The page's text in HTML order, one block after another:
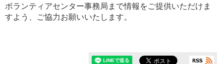
ボランティアセンター事務局まで情報をご提供いただけま
すよう、ご協力お願いいたします。